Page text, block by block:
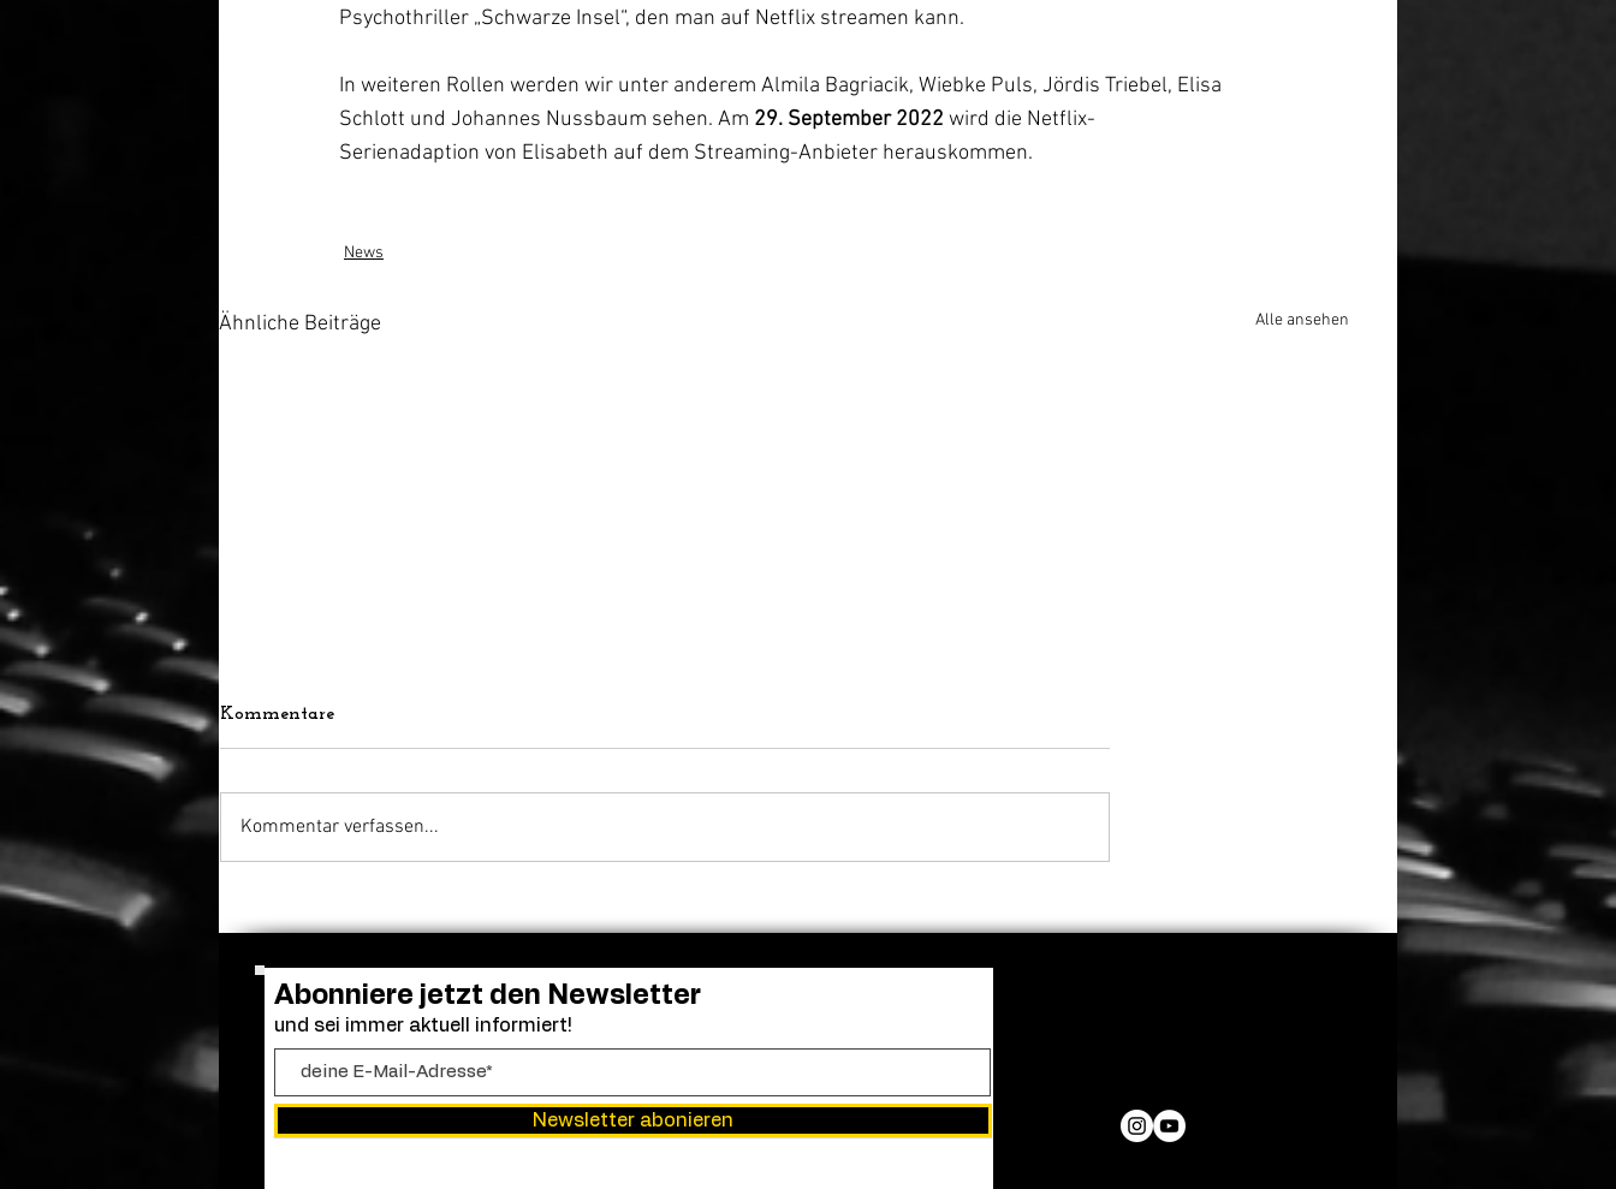
Psychothriller „Schwarze Insel“, den man auf Netflix streamen kann.
In weiteren Rollen werden wir unter anderem Almila Bagriacik, Wiebke Puls, Jördis Triebel, Elisa
Schlott und Johannes Nussbaum sehen. Am 29. September 2022 wird die Netflix-
Serienadaption von Elisabeth auf dem Streaming-Anbieter herauskommen.
News
Ähnliche Beiträge Alle ansehen
die alte Clique: Dreharbeiten
in a Cornfield 2“ erhält
Einreichungen: Oscar-
Kommentare
Kommentar verfassen...
Abonniere jetzt den Newsletter
und sei immer aktuell informiert!
Newsletter abonieren